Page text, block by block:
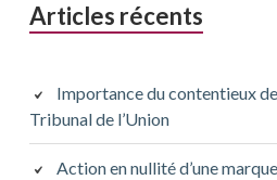
Articles récents
Importance du contentieux
Tribunal de l’Union
Action en nullité d’une